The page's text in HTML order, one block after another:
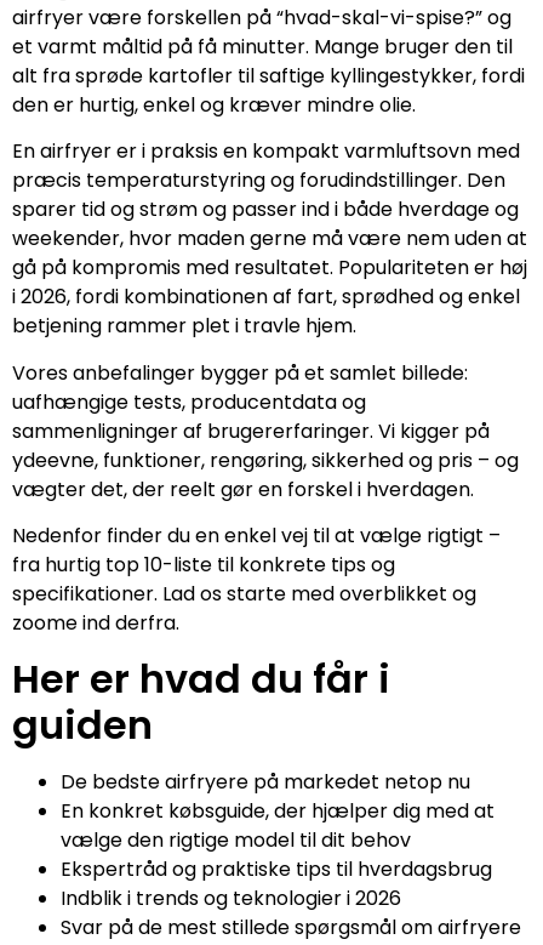
airfryer være forskellen på “hvad-skal-vi-spise?” og
et varmt måltid på få minutter. Mange bruger den til
alt fra sprøde kartofler til saftige kyllingestykker, fordi
den er hurtig, enkel og kræver mindre olie.
En airfryer er i praksis en kompakt varmluftsovn med
præcis temperaturstyring og forudindstillinger. Den
sparer tid og strøm og passer ind i både hverdage og
weekender, hvor maden gerne må være nem uden at
gå på kompromis med resultatet. Populariteten er høj
i 2026, fordi kombinationen af fart, sprødhed og enkel
betjening rammer plet i travle hjem.
Vores anbefalinger bygger på et samlet billede:
uafhængige tests, producentdata og
sammenligninger af brugererfaringer. Vi kigger på
ydeevne, funktioner, rengøring, sikkerhed og pris – og
vægter det, der reelt gør en forskel i hverdagen.
Nedenfor finder du en enkel vej til at vælge rigtigt –
fra hurtig top 10-liste til konkrete tips og
specifikationer. Lad os starte med overblikket og
zoome ind derfra.
Her er hvad du får i
guiden
De bedste airfryere på markedet netop nu
En konkret købsguide, der hjælper dig med at
vælge den rigtige model til dit behov
Ekspertråd og praktiske tips til hverdagsbrug
Indblik i trends og teknologier i 2026
Svar på de mest stillede spørgsmål om airfryere